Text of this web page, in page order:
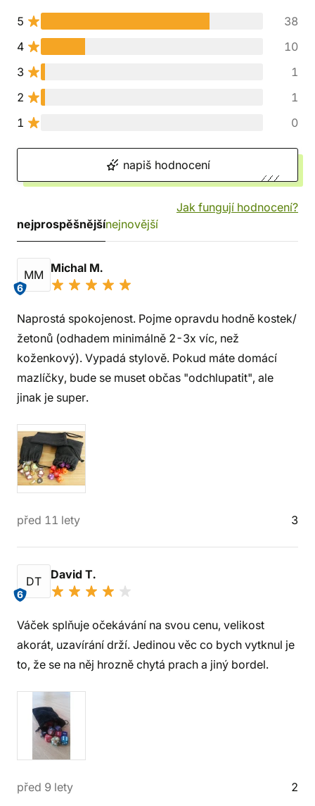
5
38
4
10
3
1
2
1
1
0
napiš hodnocení
Jak fungují hodnocení?
nejprospěšnějšínejnovější
MM
6
Michal M.
Naprostá spokojenost. Pojme opravdu hodně kostek/
žetonů (odhadem minimálně 2-3x víc, než
koženkový). Vypadá stylově. Pokud máte domácí
mazlíčky, bude se muset občas "odchlupatit", ale
jinak je super.
před 11 lety 3
DT
6
David T.
Váček splňuje očekávání na svou cenu, velikost
akorát, uzavírání drží. Jedinou věc co bych vytknul je
to, že se na něj hrozně chytá prach a jiný bordel.
před 9 lety 2